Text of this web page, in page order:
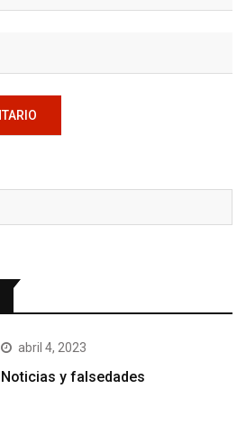
abril 4, 2023
Noticias y falsedades